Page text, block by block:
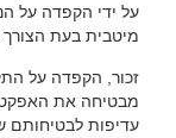
על ידי הקפדה על
מיטבית בעת
זכור, הקפדה על
מבטיחה את
עדיפות לבטיחותם